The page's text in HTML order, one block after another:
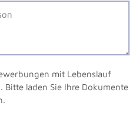
mit Lebenslauf
laden Sie Ihre Dokumente